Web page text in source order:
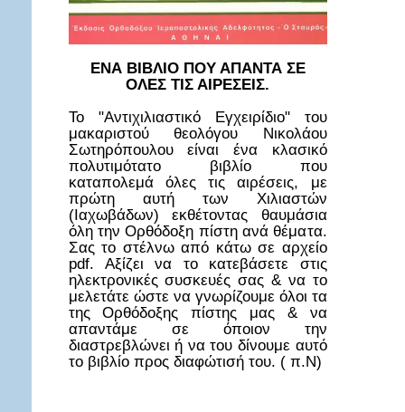
ΕΝΑ ΒΙΒΛΙΟ ΠΟΥ ΑΠΑΝΤΑ ΣΕ
ΟΛΕΣ ΤΙΣ ΑΙΡΕΣΕΙΣ.
Το "Αντιχιλιαστικό Εγχειρίδιο" του
μακαριστού θεολόγου Νικολάου
Σωτηρόπουλου είναι ένα κλασικό
πολυτιμότατο βιβλίο που
καταπολεμά όλες τις αιρέσεις, με
πρώτη αυτή των Χιλιαστών
(Ιαχωβάδων) εκθέτοντας θαυμάσια
όλη την Ορθόδοξη πίστη ανά θέματα.
Σας το στέλνω από κάτω σε αρχείο
pdf. Αξίζει να το κατεβάσετε στις
ηλεκτρονικές συσκευές σας & να το
μελετάτε ώστε να γνωρίζουμε όλοι τα
της Ορθόδοξης πίστης μας & να
απαντάμε σε όποιον την
διαστρεβλώνει ή να του δίνουμε αυτό
το βιβλίο προς διαφώτισή του. ( π.Ν)